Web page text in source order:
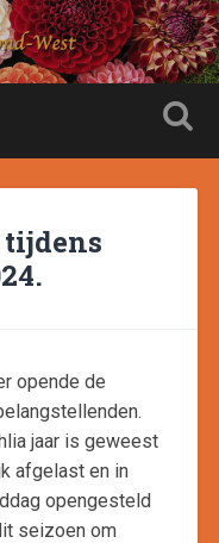
West
tijdens
opende de
jaar is geweest
afgelast en in
opengesteld
seizoen om